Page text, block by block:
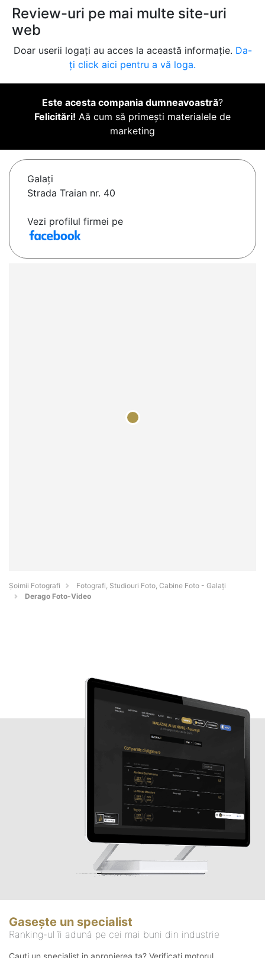
Review-uri pe mai multe site-uri
web
Doar userii logați au acces la această informație. Da-
ți click aici pentru a vă loga.
Este acesta compania dumneavoastră?
Felicitări! Aă cum să primești materialele de
marketing
Galaţi
Strada Traian nr. 40
Vezi profilul firmei pe
Șoimii Fotografi
Fotografi, Studiouri Foto, Cabine Foto - Galaţi
Derago Foto-Video
Gasește un specialist
Ranking-ul îi adună pe cei mai buni din industrie
Cauți un specialist in apropierea ta? Verificați motorul